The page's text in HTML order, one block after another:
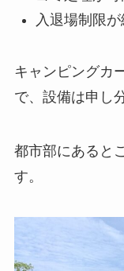
入退場制限
キャンピングカ
で、設備は申し
都市部にあると
す。